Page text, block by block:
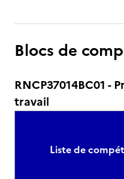
Blocs de
RNCP37014BC01 -
travail
Liste de